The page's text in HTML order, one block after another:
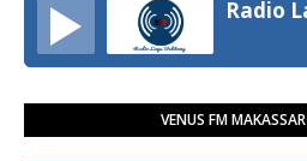
Radio
VENUS FM